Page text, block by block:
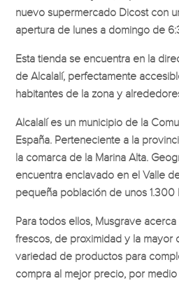
nuevo supermercado Dicost con
apertura de lunes a domingo de
Esta tienda se encuentra en la
de Alcalalí, perfectamente
habitantes de la zona y
Alcalalí es un municipio de la
España. Perteneciente a la
la comarca de la Marina Alta.
encuentra enclavado en el Valle
pequeña población de unos 1.300
Para todos ellos, Musgrave
frescos, de proximidad y la mayor
variedad de productos para
compra al mejor precio, por